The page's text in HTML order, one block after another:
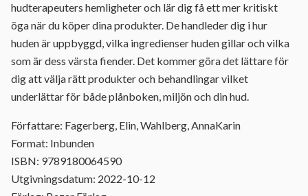
hudterapeuters hemligheter och lär dig få ett mer kritiskt
öga när du köper dina produkter. De handleder dig i hur
huden är uppbyggd, vilka ingredienser huden gillar och vilka
som är dess värsta fiender. Det kommer göra det lättare för
dig att välja rätt produkter och behandlingar vilket
underlättar för både plånboken, miljön och din hud.
Författare: Fagerberg, Elin, Wahlberg, AnnaKarin
Format: Inbunden
ISBN: 9789180064590
Utgivningsdatum: 2022-10-12